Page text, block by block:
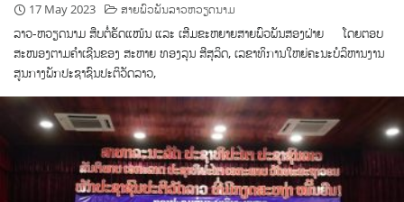
17 May 2023 ສາຍພົວພັນລາວຫວຽດນາມ
ລາວ-ຫວຽດນາມ ສືບຕໍ່ຮັດແໜ້ນ ແລະ ເສີມຂະຫຍາຍສາຍພົວພັນສອງຝ່າຍ ໂດຍຕອບ
ສະໜອງຕາມຄໍາເຊີນຂອງ ສະຫາຍ ທອງລຸນ ສີສຸລິດ, ເລຂາທິການໃຫຍ່ຄະນະບໍລິຫານງານ
ສູນກາງພັກປະຊາຊົນປະຕິວັດລາວ,